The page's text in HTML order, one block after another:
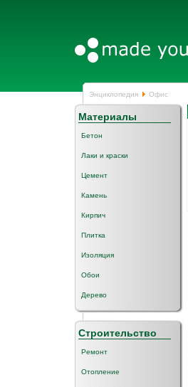
Энциклопедия Офис
Материалы
Бетон
Лаки и краски
Цемент
Камень
Кирпич
Плитка
Изоляция
Обои
Дерево
Строительство
Ремонт
Отопление